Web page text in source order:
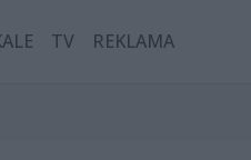
TV REKLAMA